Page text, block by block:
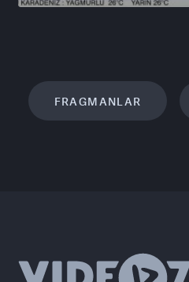
FRAGMANLAR